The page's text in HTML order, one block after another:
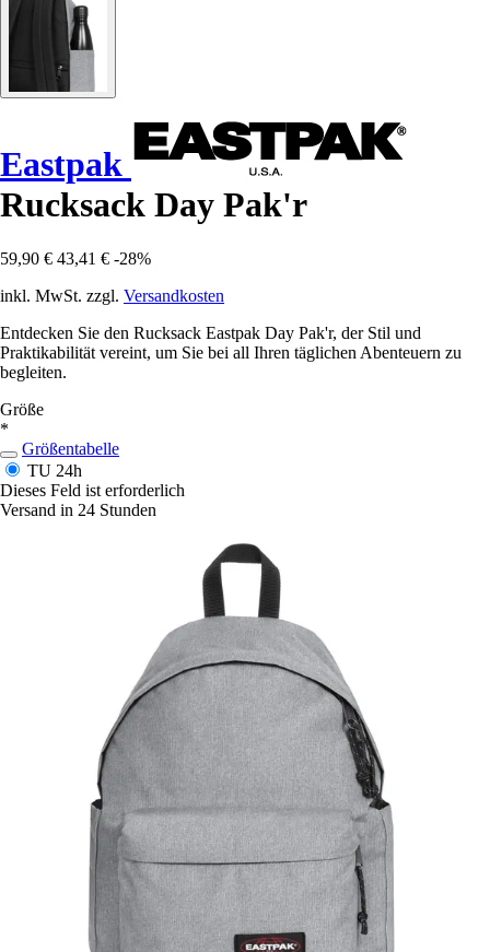
Eastpak
Rucksack Day Pak'r
59,90 € 43,41 € -28%
inkl. MwSt. zzgl. Versandkosten
Entdecken Sie den Rucksack Eastpak Day Pak'r, der Stil und
Praktikabilität vereint, um Sie bei all Ihren täglichen Abenteuern zu
begleiten.
Größe
*
Größentabelle
TU 24h
Dieses Feld ist erforderlich
Versand in 24 Stunden